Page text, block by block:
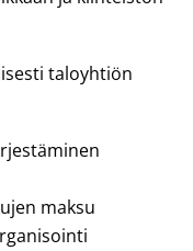
taloyhtiön
maksu